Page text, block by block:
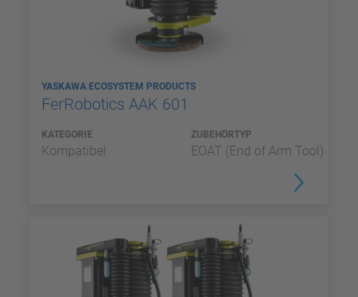
YASKAWA ECOSYSTEM PRODUCTS
FerRobotics AAK 601
KATEGORIE
Kompatibel
ZUBEHÖRTYP
EOAT (End of Arm Tool)